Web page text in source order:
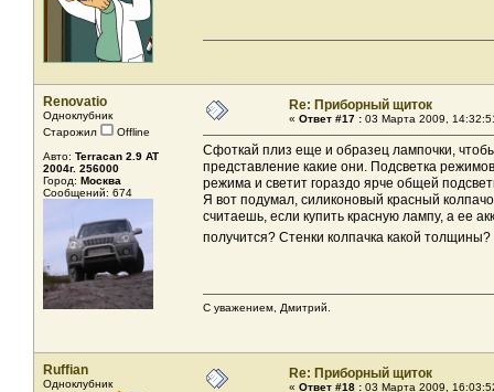
Renovatio
Одноклубник
Старожил
Offline
Авто: Terracan 2.9 AT
2004г. 256000
Город: Москва
Сообщений: 674
Re: Приборный щиток
« Ответ #17 : 03 Марта 2009,
Сфоткай плиз еще и образец лампочки,
представление какие они. Подсветка
режима и светит гораздо ярче общей
Я вот подумал, силиконовый красный
считаешь, если купить красную лампу, а ее
получится? Стенки колпачка какой
С уважением, Дмитрий.
Ruffian
Одноклубник
Re: Приборный щиток
« Ответ #18 : 03 Марта 2009,